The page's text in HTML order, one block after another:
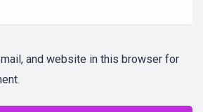
and website in this browser for